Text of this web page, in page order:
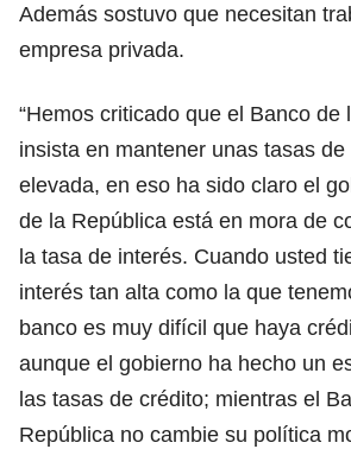
Además sostuvo que necesitan
empresa privada.
“Hemos criticado que el Banco de
insista en mantener unas tasas de
elevada, en eso ha sido claro el
de la República está en mora de
la tasa de interés. Cuando usted
interés tan alta como la que
banco es muy difícil que haya
aunque el gobierno ha hecho un
las tasas de crédito; mientras el
República no cambie su política